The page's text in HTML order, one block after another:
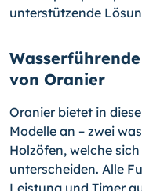
unterstützende
von Oranier
Oranier bietet in
Modelle an – zwei
Holzöfen, welche
unterscheiden. Alle